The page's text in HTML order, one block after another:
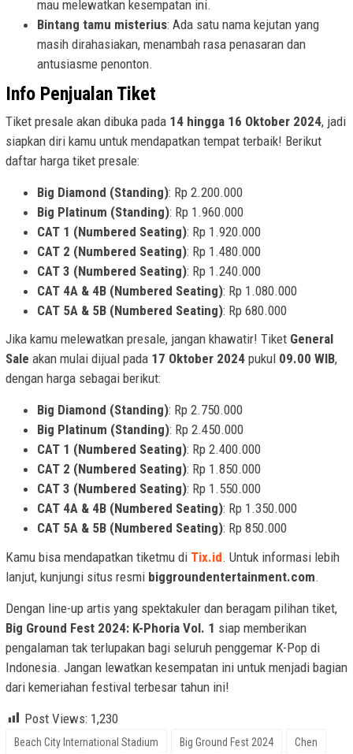
mau melewatkan kesempatan ini.
Bintang tamu misterius: Ada satu nama kejutan yang
masih dirahasiakan, menambah rasa penasaran dan
antusiasme penonton.
Info Penjualan Tiket
Tiket presale akan dibuka pada 14 hingga 16 Oktober 2024, jadi
siapkan diri kamu untuk mendapatkan tempat terbaik! Berikut
daftar harga tiket presale:
Big Diamond (Standing): Rp 2.200.000
Big Platinum (Standing): Rp 1.960.000
CAT 1 (Numbered Seating): Rp 1.920.000
CAT 2 (Numbered Seating): Rp 1.480.000
CAT 3 (Numbered Seating): Rp 1.240.000
CAT 4A & 4B (Numbered Seating): Rp 1.080.000
CAT 5A & 5B (Numbered Seating): Rp 680.000
Jika kamu melewatkan presale, jangan khawatir! Tiket General
Sale akan mulai dijual pada 17 Oktober 2024 pukul 09.00 WIB,
dengan harga sebagai berikut:
Big Diamond (Standing): Rp 2.750.000
Big Platinum (Standing): Rp 2.450.000
CAT 1 (Numbered Seating): Rp 2.400.000
CAT 2 (Numbered Seating): Rp 1.850.000
CAT 3 (Numbered Seating): Rp 1.550.000
CAT 4A & 4B (Numbered Seating): Rp 1.350.000
CAT 5A & 5B (Numbered Seating): Rp 850.000
Kamu bisa mendapatkan tiketmu di Tix.id. Untuk informasi lebih
lanjut, kunjungi situs resmi biggroundentertainment.com.
Dengan line-up artis yang spektakuler dan beragam pilihan tiket,
Big Ground Fest 2024: K-Phoria Vol. 1 siap memberikan
pengalaman tak terlupakan bagi seluruh penggemar K-Pop di
Indonesia. Jangan lewatkan kesempatan ini untuk menjadi bagian
dari kemeriahan festival terbesar tahun ini!
Post Views: 1,230
Beach City International Stadium Big Ground Fest 2024 Chen